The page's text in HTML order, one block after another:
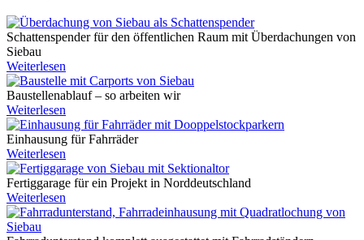
Schattenspender für den öffentlichen Raum mit Überdachungen von
Siebau
Weiterlesen
Baustellenablauf – so arbeiten wir
Weiterlesen
Einhausung für Fahrräder
Weiterlesen
Fertiggarage für ein Projekt in Norddeutschland
Weiterlesen